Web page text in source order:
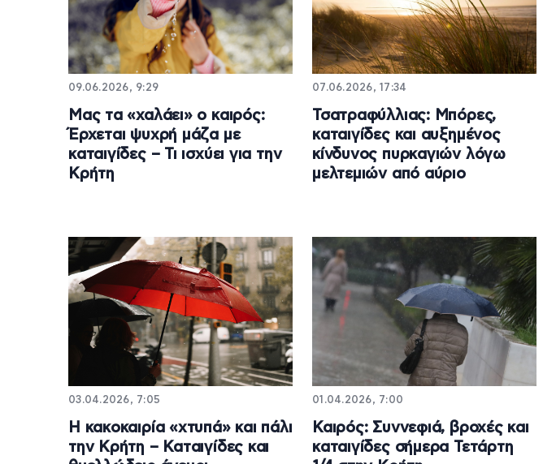
09.06.2026, 9:29
Μας τα «χαλάει» ο καιρός:
Έρχεται ψυχρή μάζα με
καταιγίδες – Τι ισχύει για την
Κρήτη
07.06.2026, 17:34
Τσατραφύλλιας: Μπόρες,
καταιγίδες και αυξημένος
κίνδυνος πυρκαγιών λόγω
μελτεμιών από αύριο
03.04.2026, 7:05
Η κακοκαιρία «χτυπά» και πάλι
την Κρήτη – Καταιγίδες και
01.04.2026, 7:00
Καιρός: Συννεφιά, βροχές και
καταιγίδες σήμερα Τετάρτη